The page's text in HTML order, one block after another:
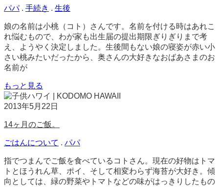
く
パパ. 手続き . 生後
娘の名前は小桃（コト）さんです。名前を付ける時はあれこ
れ悩むもので、わが家も出生届の提出期限ぎりぎりまで考
え、ようやく決定しました。生後間もない娘の寝姿が赤い小
さい桃みたいだったから、奥さんの大好きなおばあさまのお
名前が
もっと見る
2013年5月22日
14ヶ月のご飯。
ごはんについて . パパ
指でつまんでご飯を食べているコトさん。現在の好物はトマ
トとほうれん草、ポイ、そして相変わらず海苔が大好き。傾
向としては、緑の野菜やトマトなどの味がはっきりしたもの